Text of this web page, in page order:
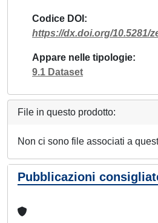
Codice DOI
https://dx.doi.org/10.5281/
Appare nelle tipologie
9.1 Dataset
File in questo prodotto:
Non ci sono file associati a
Pubblicazioni